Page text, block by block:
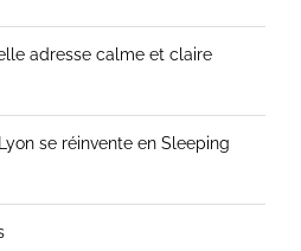
adresse calme et claire
se réinvente en Sleeping